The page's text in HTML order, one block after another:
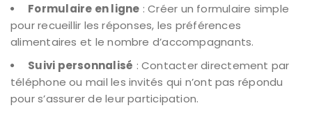
Formulaire en ligne : Créer un formulaire simple
pour recueillir les réponses, les préférences
alimentaires et le nombre d’accompagnants.
Suivi personnalisé : Contacter directement par
téléphone ou mail les invités qui n’ont pas répondu
pour s’assurer de leur participation.